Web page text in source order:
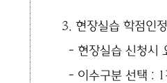
3. 현장실습 학점인
- 현장실습 신청시
- 이수구분 선택 : 1